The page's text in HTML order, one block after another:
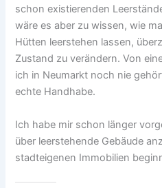
schon existierenden
wäre es aber zu wissen, wie
Hütten leerstehen lassen,
Zustand zu verändern. Von
ich in Neumarkt noch nie
echte Handhabe.
Ich habe mir schon länger
über leerstehende Gebäude
stadteigenen Immobilien